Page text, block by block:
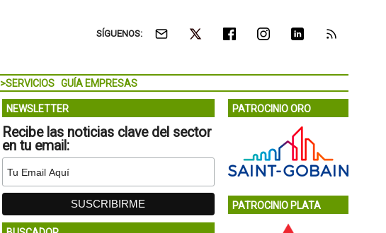
SÍGUENOS:
>SERVICIOS GUÍA EMPRESAS
NEWSLETTER
Recibe las noticias clave del sector
en tu email:
PATROCINIO ORO
PATROCINIO PLATA